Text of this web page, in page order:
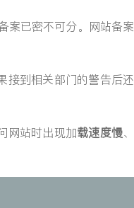
案已密不可分。网站备案
接到相关部门的警告后还
网站时出现加载速度慢、